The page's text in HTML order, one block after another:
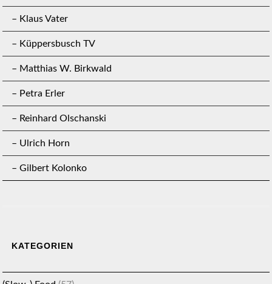
– Klaus Vater
– Küppersbusch TV
– Matthias W. Birkwald
– Petra Erler
– Reinhard Olschanski
– Ulrich Horn
– Gilbert Kolonko
KATEGORIEN